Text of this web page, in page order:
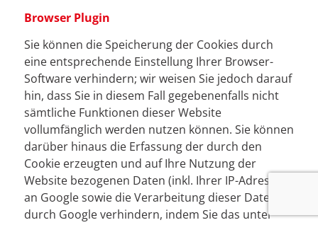
Browser Plugin
Sie können die Speicherung der Cookies durch
eine entsprechende Einstellung Ihrer Browser-
Software verhindern; wir weisen Sie jedoch darauf
hin, dass Sie in diesem Fall gegebenenfalls nicht
sämtliche Funktionen dieser Website
vollumfänglich werden nutzen können. Sie können
darüber hinaus die Erfassung der durch den
Cookie erzeugten und auf Ihre Nutzung der
Website bezogenen Daten (inkl. Ihrer IP-Adresse)
an Google sowie die Verarbeitung dieser Daten
durch Google verhindern, indem Sie das unter